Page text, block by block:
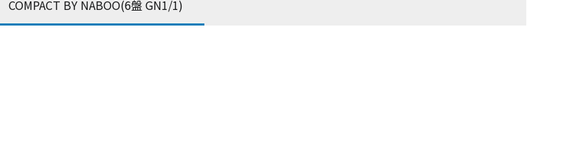
COMPACT BY NABOO(6盤 GN1/1)